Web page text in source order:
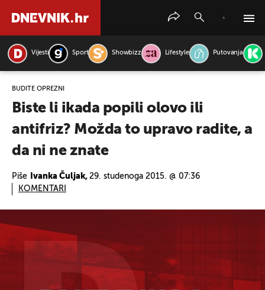
Vijesti Sport Showbizz Lifestyle Putovanja
BUDITE OPREZNI
Biste li ikada popili olovo ili
antifriz? Možda to upravo radite, a
da ni ne znate
Piše Ivanka Čuljak, 29. studenoga 2015. @ 07:36
KOMENTARI
PRETRAŽITE VIJESTI